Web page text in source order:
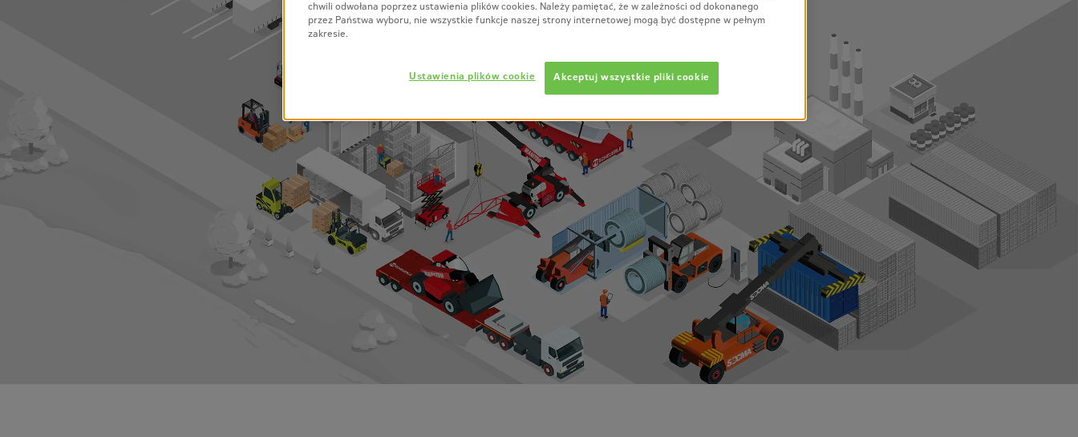
chwili odwołana poprzez ustawienia plików cookies. Należy pamiętać, że w zależności od dokonanego
przez Państwa wyboru, nie wszystkie funkcje naszej strony internetowej mogą być dostępne w pełnym
zakresie.
Akceptuj wszystkie pliki cookie
Ustawienia plików cookie